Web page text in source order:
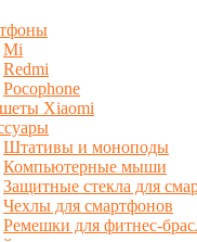
Mi
Redmi
Pocophone
Xiaomi
Штативы и моноподы
Компьютерные мыши
Защитные стекла для
Чехлы для смартфонов
Ремешки для фитнес-